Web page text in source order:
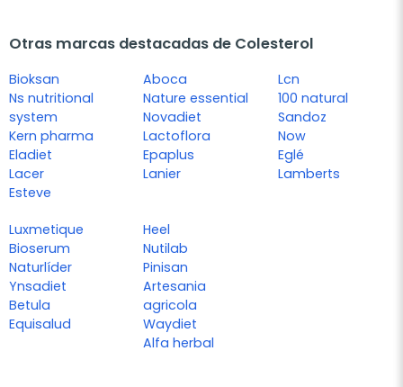
Otras marcas destacadas de Colesterol
Bioksan
Ns nutritional
system
Kern pharma
Eladiet
Lacer
Esteve
Aboca
Nature essential
Novadiet
Lactoflora
Epaplus
Lanier
Lcn
100 natural
Sandoz
Now
Eglé
Lamberts
Luxmetique
Bioserum
Naturlíder
Ynsadiet
Betula
Equisalud
Heel
Nutilab
Pinisan
Artesania
agricola
Waydiet
Alfa herbal